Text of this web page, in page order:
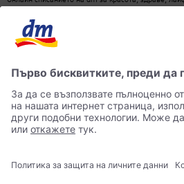
dm онлайн магазин Контакти